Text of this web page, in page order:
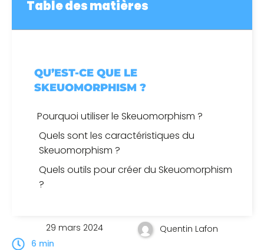
Table des matières
QU’EST-CE QUE LE
SKEUOMORPHISM ?
Pourquoi utiliser le Skeuomorphism ?
Quels sont les caractéristiques du
Skeuomorphism ?
Quels outils pour créer du Skeuomorphism
?
29 mars 2024
Quentin Lafon
6 min